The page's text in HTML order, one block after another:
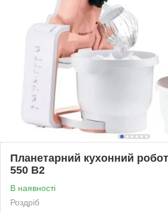
Планетарний кухонний
550 B2
В наявності
Роздріб